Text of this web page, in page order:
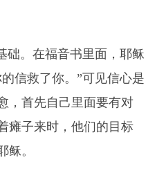
础。在福音书里面，耶稣
信救了你。”可见信心是
，首先自己里面要有对
瘫子来时，他们的目标
。